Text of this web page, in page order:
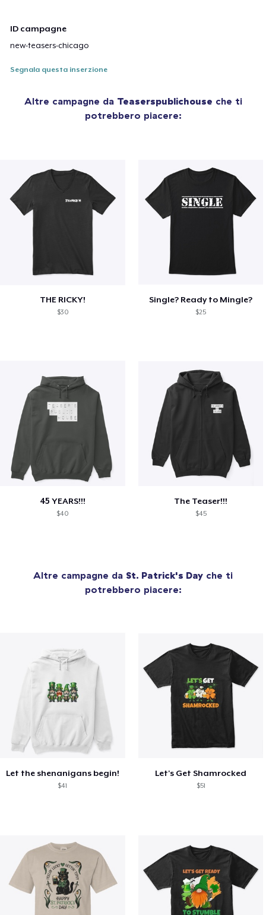
ID campagne
new-teasers-chicago
Segnala questa inserzione
Altre campagne da Teaserspublichouse che ti
potrebbero piacere:
THE RICKY!
$30
Single? Ready to Mingle?
$25
45 YEARS!!!
$40
The Teaser!!!
$45
Altre campagne da St. Patrick's Day che ti
potrebbero piacere:
Let the shenanigans begin!
$41
Let's Get Shamrocked
$51